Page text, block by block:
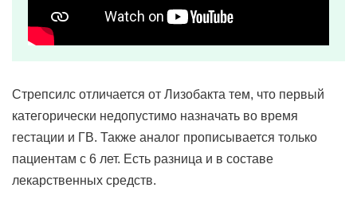
Стрепсилс отличается от Лизобакта тем, что первый
категорически недопустимо назначать во время
гестации и ГВ. Также аналог прописывается только
пациентам с 6 лет. Есть разница и в составе
лекарственных средств.